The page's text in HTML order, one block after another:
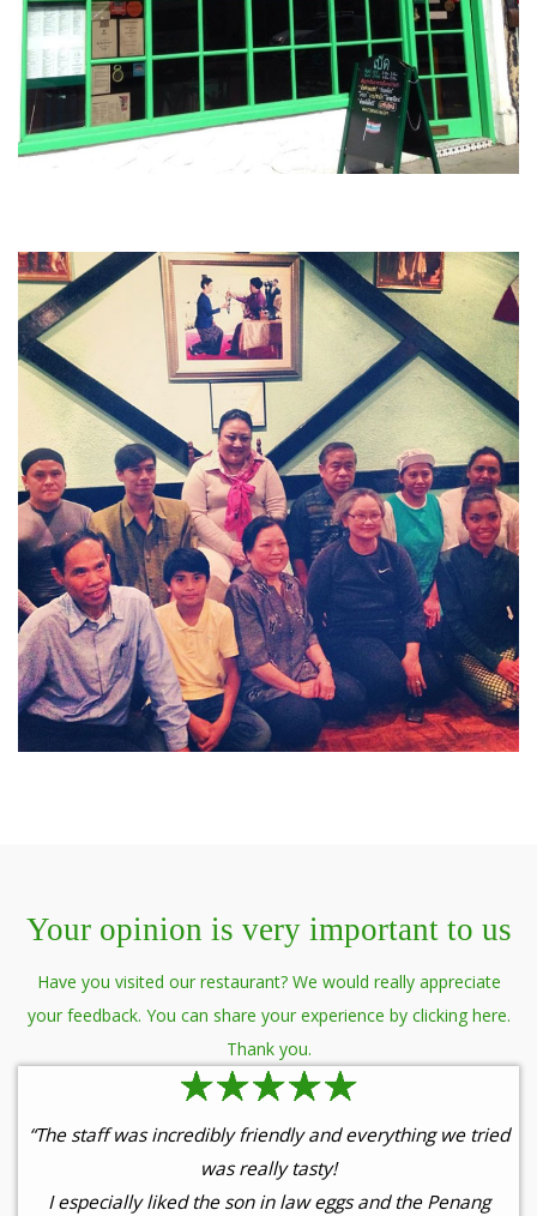
Your opinion is very important to us
Have you visited our restaurant? We would really appreciate
your feedback. You can share your experience by clicking here.
Thank you.
“The staff was incredibly friendly and everything we tried
was really tasty!
I especially liked the son in law eggs and the Penang